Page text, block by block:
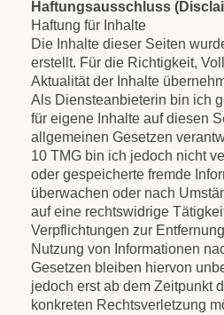
Haftungsausschluss
Haftung für Inhalte
Die Inhalte dieser Seiten
erstellt. Für die Richtigkeit,
Aktualität der Inhalte
Als Diensteanbieterin bin ich
für eigene Inhalte auf diesen
allgemeinen Gesetzen
10 TMG bin ich jedoch nicht
oder gespeicherte fremde
überwachen oder nach
auf eine rechtswidrige
Verpflichtungen zur
Nutzung von Informationen
Gesetzen bleiben hiervon
jedoch erst ab dem Zeitpunkt
konkreten Rechtsverletzung